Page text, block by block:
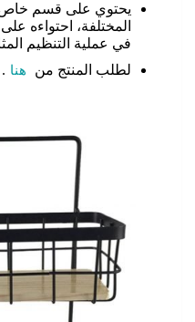
يحتوي على قسم خاص
المختلفة، احتواءه
في عملية التنظيم
لطلب المنتج من
هنا .